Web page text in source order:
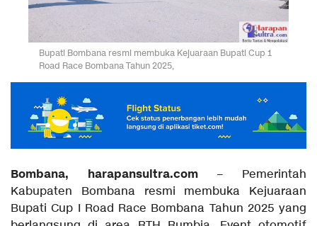
Bupati Bombana resmi membuka Kejuaraan Bupati Cup 1
Road Race Bombana Tahun 2025,
Bombana, harapansultra.com – Pemerintah
Kabupaten Bombana resmi membuka Kejuaraan
Bupati Cup I Road Race Bombana Tahun 2025 yang